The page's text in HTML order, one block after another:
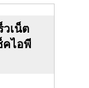
วเน็ต
คไอพี